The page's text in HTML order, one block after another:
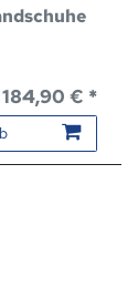
184,90 € *